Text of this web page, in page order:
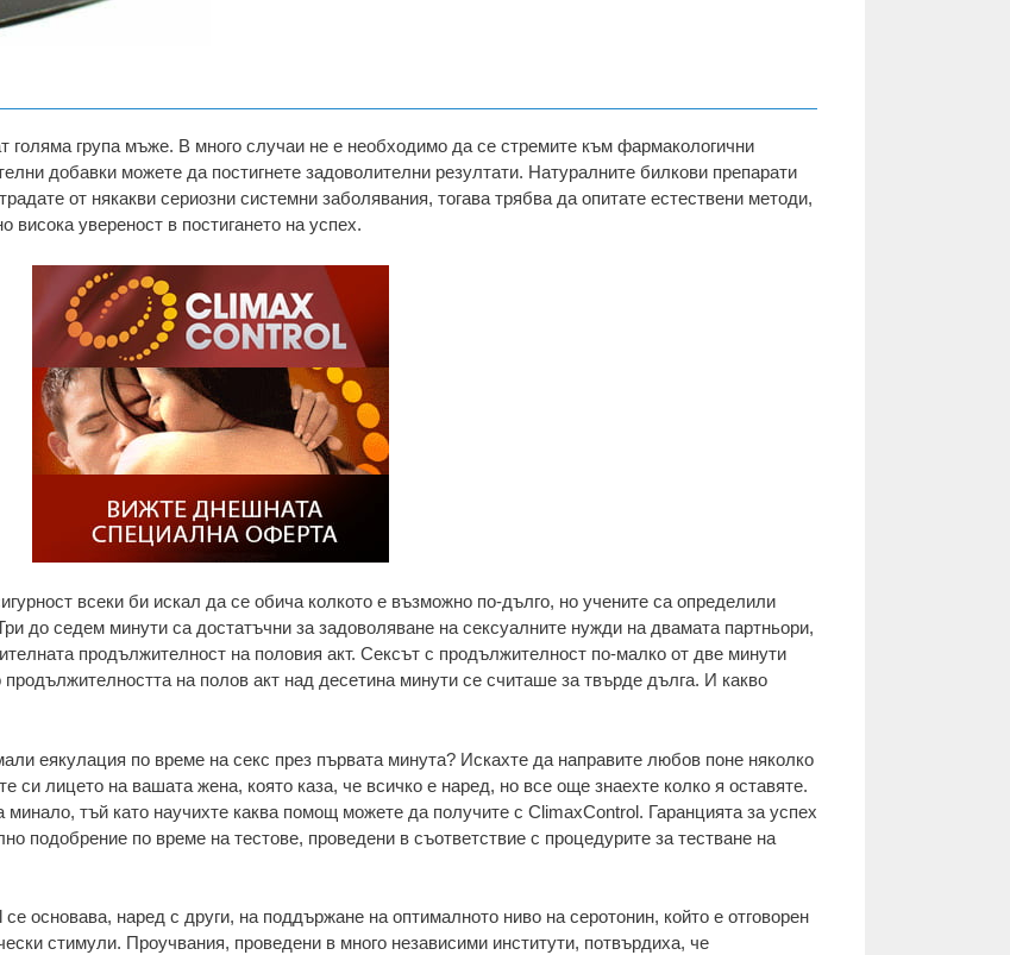
голяма група мъже. В много случаи не е необходимо да се стремите към фармакологични
добавки можете да постигнете задоволителни резултати. Натуралните билкови препарати
от някакви сериозни системни заболявания, тогава трябва да опитате естествени методи,
висока увереност в постигането на успех.
всеки би искал да се обича колкото е възможно по-дълго, но учените са определили
до седем минути са достатъчни за задоволяване на сексуалните нужди на двамата партньори,
продължителност на половия акт. Сексът с продължителност по-малко от две минути
на полов акт над десетина минути се считаше за твърде дълга. И какво
еякулация по време на секс през първата минута? Искахте да направите любов поне няколко
си лицето на вашата жена, която каза, че всичко е наред, но все още знаехте колко я оставяте.
минало, тъй като научихте каква помощ можете да получите с ClimaxControl. Гаранцията за успех
подобрение по време на тестове, проведени в съответствие с процедурите за тестване на
основава, наред с други, на поддържане на оптималното ниво на серотонин, който е отговорен
стимули. Проучвания, проведени в много независими институти, потвърдиха, че